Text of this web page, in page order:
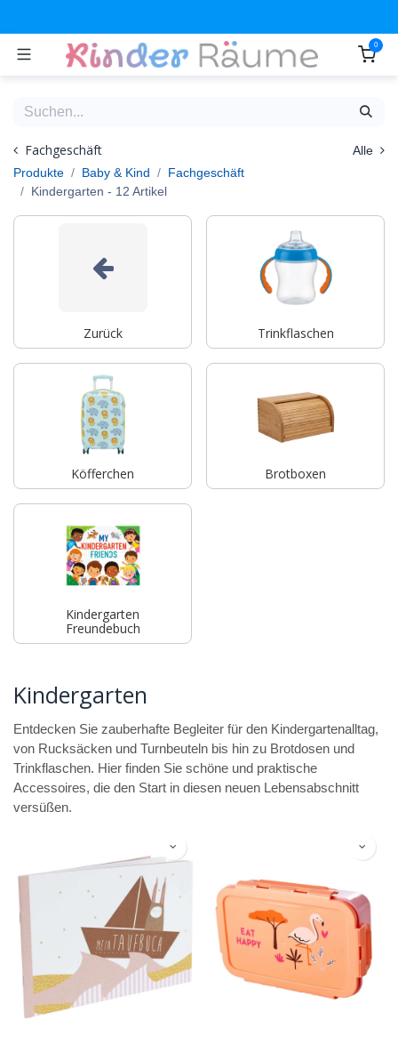
0
Fachgeschäft
Alle
Produkte
Baby & Kind
Fachgeschäft
Kindergarten - 12 Artikel
Zurück Trinkflaschen
Köfferchen Brotboxen
Kindergarten
Freundebuch
Kindergarten
Entdecken Sie zauberhafte Begleiter für den Kindergartenalltag,
von Rucksäcken und Turnbeuteln bis hin zu Brotdosen und
Trinkflaschen. Hier finden Sie schöne und praktische
Accessoires, die den Start in diesen neuen Lebensabschnitt
versüßen.